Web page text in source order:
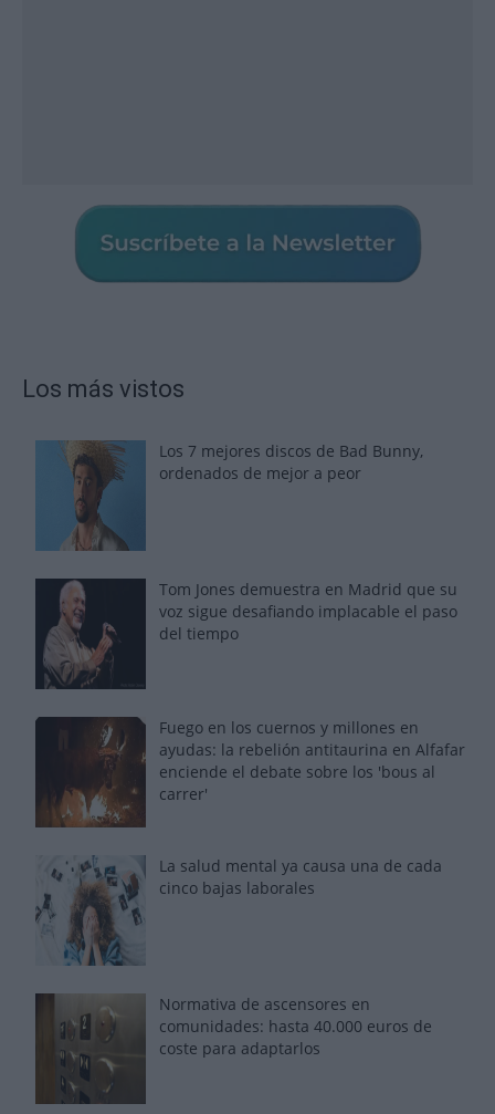
Los más vistos
Los 7 mejores discos de Bad Bunny,
ordenados de mejor a peor
Tom Jones demuestra en Madrid que su
voz sigue desafiando implacable el paso
del tiempo
Fuego en los cuernos y millones en
ayudas: la rebelión antitaurina en Alfafar
enciende el debate sobre los 'bous al
carrer'
La salud mental ya causa una de cada
cinco bajas laborales
Normativa de ascensores en
comunidades: hasta 40.000 euros de
coste para adaptarlos